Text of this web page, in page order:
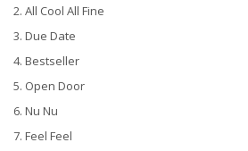
2. All Cool All Fine
3. Due Date
4. Bestseller
5. Open Door
6. Nu Nu
7. Feel Feel